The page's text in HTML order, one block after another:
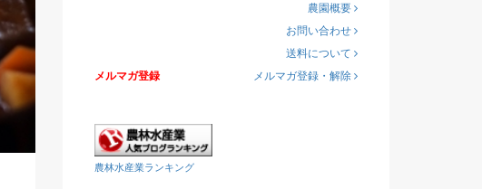
農園概要
お問い合わせ
送料について
メルマガ登録
メルマガ登録・解除
農林水産業ランキング